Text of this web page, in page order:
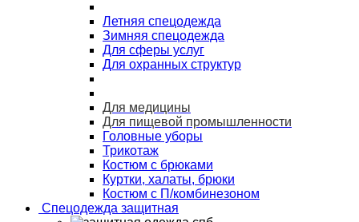
Летняя спецодежда
Зимняя спецодежда
Для сферы услуг
Для охранных структур
Для медицины
Для пищевой промышленности
Головные уборы
Трикотаж
Костюм с брюками
Куртки, халаты, брюки
Костюм с П/комбинезоном
Спецодежда защитная